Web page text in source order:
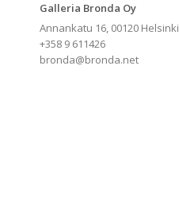
Galleria Bronda Oy
Annankatu 16, 00120 Helsinki
+358 9 611426
bronda@bronda.net